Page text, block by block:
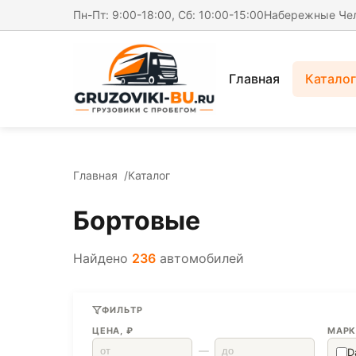
Пн-Пт: 9:00-18:00, Сб: 10:00-15:00Набережные
Главная Каталог
Главная Каталог
Бортовые
Найдено 236 автомобилей
ФИЛЬТР
ЦЕНА, ₽
—